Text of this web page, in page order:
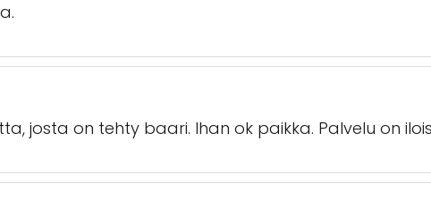
josta on tehty baari. Ihan ok paikka. Palvelu on